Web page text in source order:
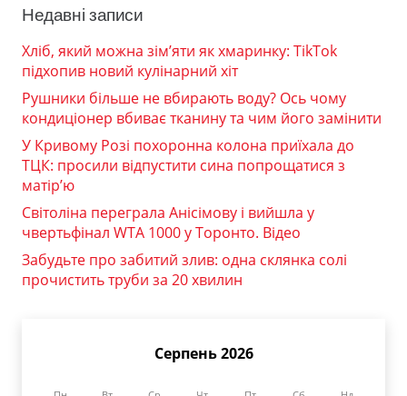
Недавні записи
Хліб, який можна зім’яти як хмаринку: TikTok
підхопив новий кулінарний хіт
Рушники більше не вбирають воду? Ось чому
кондиціонер вбиває тканину та чим його замінити
У Кривому Розі похоронна колона приїхала до
ТЦК: просили відпустити сина попрощатися з
матір’ю
Світоліна переграла Анісімову і вийшла у
чвертьфінал WTA 1000 у Торонто. Відео
Забудьте про забитий злив: одна склянка солі
прочистить труби за 20 хвилин
Серпень 2026